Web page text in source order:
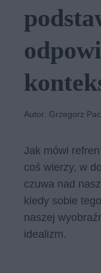
Autor: Grzegorz
Jak mówi
coś wierzy, w
czuwa nad
kiedy sobie
naszej
idealizm.